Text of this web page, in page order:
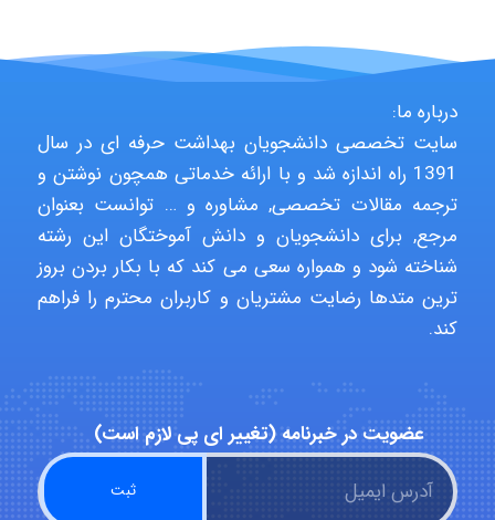
Sara
ZAK
vali
fahimeh sheibani
درباره ما:
سایت تخصصی دانشجویان بهداشت حرفه ای در سال
1391 راه اندازه شد و با ارائه خدماتی همچون نوشتن و
ترجمه مقالات تخصصی, مشاوره و … توانست بعنوان
مرجع, برای دانشجویان و دانش آموختگان این رشته
شناخته شود و همواره سعی می کند که با بکار بردن بروز
ترین متدها رضایت مشتریان و کاربران محترم را فراهم
کند.
عضویت در خبرنامه (تغییر ای پی لازم است)